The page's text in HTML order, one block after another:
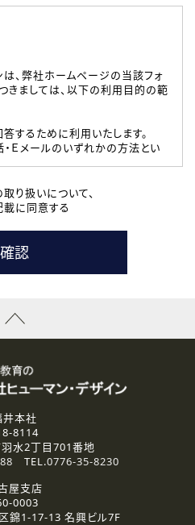
、弊社ホームページの当該フォ
きましては、以下の利用目的の範
るために利用いたします。
Ｅメールのいずれかの方法とい
本登録時の参考情報として利
いる企業の皆様
るために利用いたします。
メールのいずれかの方法とい
ご連絡のために利用いたしま
に回答するために利用いたし
メールのいずれかの方法とい
法令等の規定に従う場合を除き、
価基準を満たした委託先に、個
り扱いについて、
載に同意する
井本社
8114
水2丁目701番地
TEL.0776-35-8230
屋支店
0003
錦1-17-13 名興ビル7F